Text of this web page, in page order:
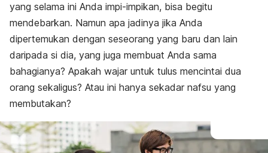
yang selama ini Anda impi-impikan, bisa begitu
mendebarkan. Namun apa jadinya jika Anda
dipertemukan dengan seseorang yang baru dan lain
daripada si dia, yang juga membuat Anda sama
bahagianya? Apakah wajar untuk tulus mencintai dua
orang sekaligus? Atau ini hanya sekadar nafsu yang
membutakan?